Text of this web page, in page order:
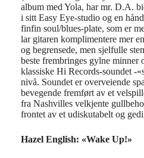
album med Yola, har mr. D.A.
i sitt Easy Eye-studio og en
finfin soul/blues-plate, som er
lar gitaren komplimentere mer
og begrensede, men sjelfulle
beste frembringes gylne minner
klassiske Hi Records-soundet -
nivå. Soundet er overveiende
bevegende fremført av et
fra Nashvilles velkjente
frontet av et udiskutabelt og
Hazel English: «Wake Up!»